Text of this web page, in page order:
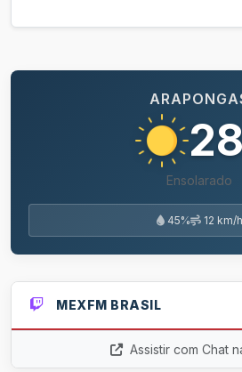
Ensolarado
45% 12 km/h
MEXFM BRASIL
Assistir com Chat